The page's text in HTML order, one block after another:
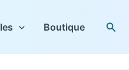
Boutique